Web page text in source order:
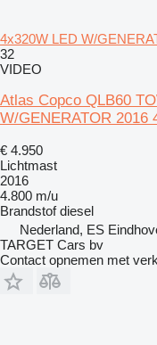
4x320W LED W/
32
VIDEO
Atlas Copco QLB60
W/GENERATOR 2016
€ 4.950
Lichtmast
2016
4.800 m/u
Brandstof diesel
Nederland, ES
TARGET Cars bv
Contact opnemen met